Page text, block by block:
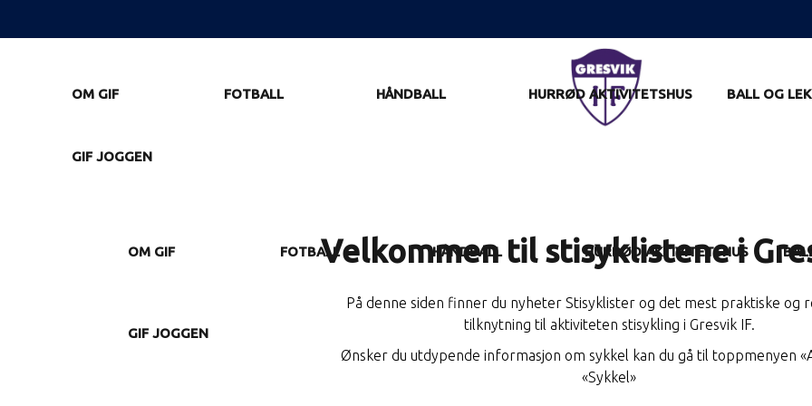
OM GIF FOTBALL HÅNDBALL HURRØD AKTIVITETSHUS
GIF JOGGEN
OM GIF FOTBALL HÅNDBALL HURRØD AKTIVITETSHUS BALL OG LEK
GIF JOGGEN
Velkommen til stisyklistene i
På denne siden finner du nyheter Stisyklister og det mest praktiske og
tilknytning til aktiviteten stisykling i Gresvik IF.
Ønsker du utdypende informasjon om sykkel kan du gå til toppmenyen
«Sykkel»